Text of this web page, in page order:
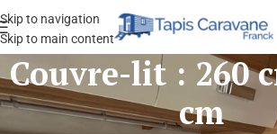
Skip to navigation
Skip to main content
Couvre-lit : 260
cm